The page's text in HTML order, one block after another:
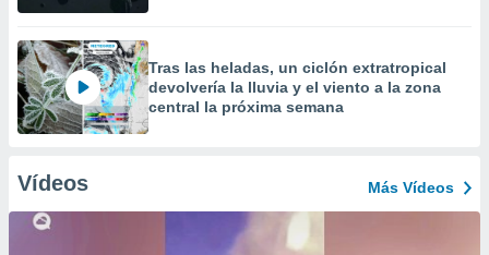
Tras las heladas, un ciclón extratropical
devolvería la lluvia y el viento a la zona
central la próxima semana
Vídeos Más Vídeos